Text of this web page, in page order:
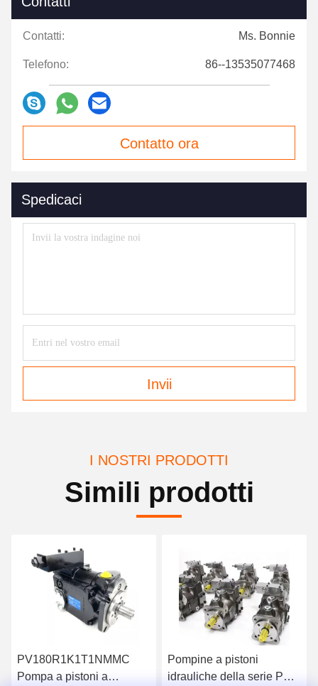
Contatti: Ms. Bonnie
Telefono: 86--13535077468
Contatto ora
Spedicaci
Invii
I NOSTRI PRODOTTI
Simili prodotti
PV180R1K1T1NMMC
Pompa a pistoni a
Pompine a pistoni
idrauliche della serie PV